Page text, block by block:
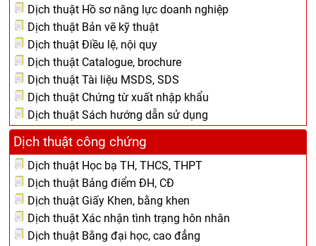
Dịch thuật Hồ sơ năng lực doanh nghiệp
Dịch thuật Bản vẽ kỹ thuật
Dịch thuật Điều lệ, nội quy
Dịch thuật Catalogue, brochure
Dịch thuật Tài liệu MSDS, SDS
Dịch thuật Chứng từ xuất nhập khẩu
Dịch thuật Sách hướng dẫn sử dụng
Dịch thuật công chứng
Dịch thuật Học bạ TH, THCS, THPT
Dịch thuật Bảng điểm ĐH, CĐ
Dịch thuật Giấy Khen, bằng khen
Dịch thuật Xác nhận tình trạng hôn nhân
Dịch thuật Bằng đại học, cao đẳng